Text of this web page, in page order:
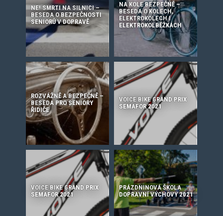
NE! SMRTI NA SILNICI –
BESEDA O BEZPEČNOSTI
SENIORŮ V DOPRAVĚ
NA KOLE BEZPEČNĚ –
BESEDA O KOLECH,
ELEKTROKOLECH I
ELEKTROKOLBĚŽKÁCH
ROZVÁŽNĚ A BEZPEČNĚ –
BESEDA PRO SENIORY
ŘIDIČE
VOICE BIKE GRAND PRIX
SEMAFOR 2021
VOICE BIKE GRAND PRIX
SEMAFOR 2021
PRÁZDNINOVÁ ŠKOLA
DOPRAVNÍ VÝCHOVY 2021